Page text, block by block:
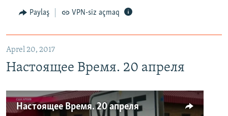
Paylaş VPN-siz açmaq
Aprel 20, 2017
Настоящее Время. 20 апреля
Настоящее Время. 20 апреля